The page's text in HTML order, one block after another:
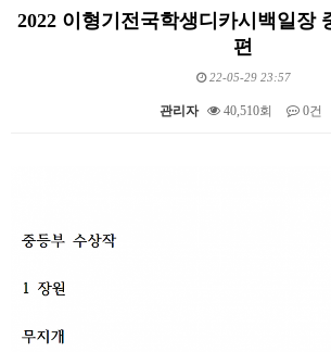
2022 이형기전국학생디카시백일장
편
22-05-29 23:57
관리자 40,510회 0건